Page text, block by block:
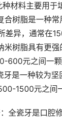
种材料主要用
合树脂是一种
差异，通常在
米树脂具有更
600元之间一颗
牙是一种较为
1500元之间